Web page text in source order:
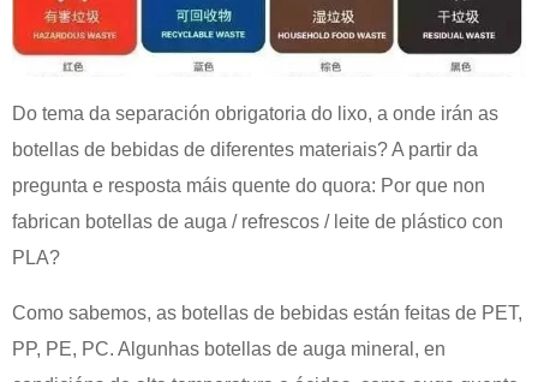
Do tema da separación obrigatoria do lixo, a onde irán as
botellas de bebidas de diferentes materiais? A partir da
pregunta e resposta máis quente do quora: Por que non
fabrican botellas de auga / refrescos / leite de plástico con
PLA?
Como sabemos, as botellas de bebidas están feitas de PET,
PP, PE, PC. Algunhas botellas de auga mineral, en